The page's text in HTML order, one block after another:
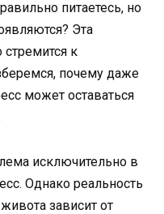
питаетесь, но
Эта
к
почему даже
может оставаться
исключительно в
Однако реальность
зависит от